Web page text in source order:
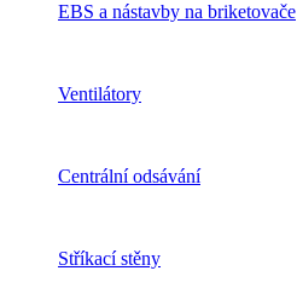
EBS a nástavby na briketovače
Ventilátory
Centrální odsávání
Stříkací stěny